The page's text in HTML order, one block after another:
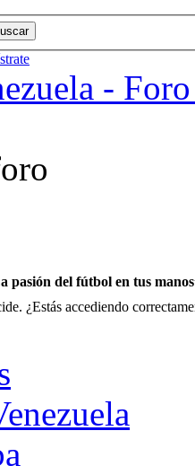
-
pasión del fútbol en tus
¿Estás accediendo